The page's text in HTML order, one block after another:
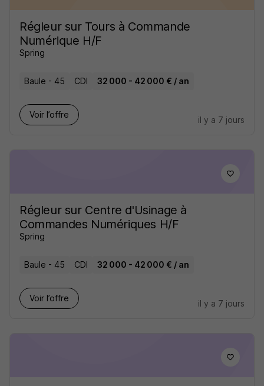
Régleur sur Tours à Commande
Numérique H/F
Spring
Baule - 45 CDI 32 000 - 42 000 € / an
Voir l’offre
il y a 7 jours
Régleur sur Centre d'Usinage à
Commandes Numériques H/F
Spring
Baule - 45 CDI 32 000 - 42 000 € / an
Voir l’offre
il y a 7 jours